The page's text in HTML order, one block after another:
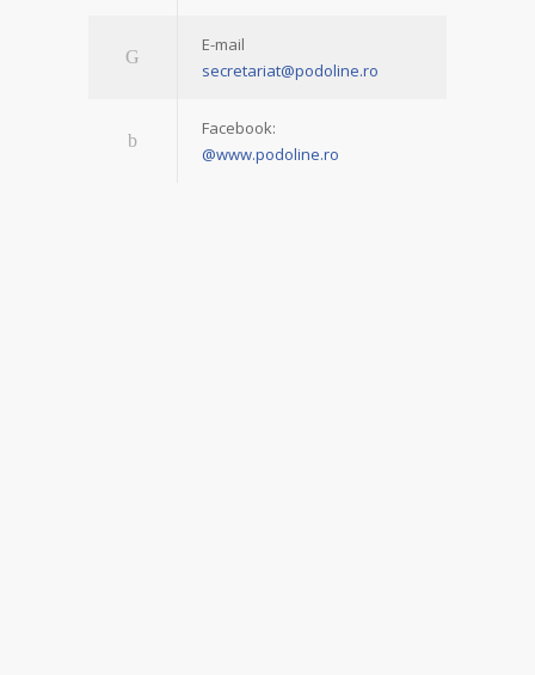
E-mail
secretariat@podoline.ro
Facebook:
@www.podoline.ro